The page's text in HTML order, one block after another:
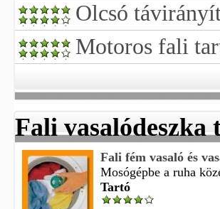
Olcsó
Motoros fali
Fali vasalódeszka
Fali fém vasaló és
Mosógépbe a ruha
Tartó